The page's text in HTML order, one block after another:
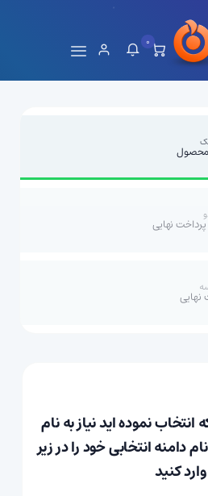
0
نهایی
نهایی
نموده اید نیاز به نام
دامنه انتخابی خود را در زیر
وارد کنید